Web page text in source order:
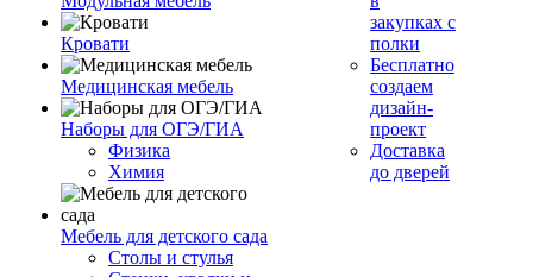
Кровати
Медицинская мебель
Наборы для ОГЭ/ГИА
Физика
Химия
Мебель для детского сада
Столы и стулья
закупках с
полки
Бесплатно
создаем
дизайн-
проект
Доставка
до дверей